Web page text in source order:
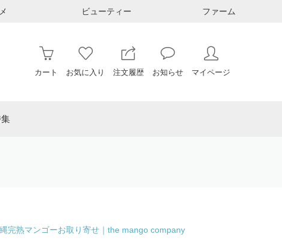
ビューティー ファーム
カート お気に入り 注文履歴 お知らせ マイページ
完熟マンゴーお取り寄せ｜the mango company